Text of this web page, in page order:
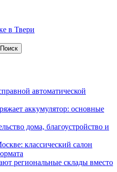
в Твери
Поиск
автоматической
аккумулятор: основные
дома, благоустройство и
классический салон
региональные склады вместо